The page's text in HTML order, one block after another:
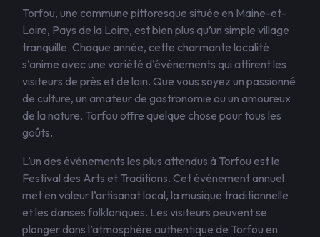
Torfou, une commune pittoresque située en Maine-et-
Loire, Pays de la Loire, est bien plus qu’un simple village
tranquille. Chaque année, cette charmante localité
s’anime avec une variété d’événements qui attirent les
visiteurs de près et de loin. Que vous soyez un passionné
de culture, un amateur de gastronomie ou un amoureux
de la nature, Torfou offre quelque chose pour tous les
goûts.
L’un des événements les plus attendus à Torfou est le
Festival des Arts et Traditions. Cet événement annuel
met en valeur l’artisanat local, la musique traditionnelle
et les danses folkloriques. Les visiteurs peuvent se
plonger dans l’atmosphère authentique de Torfou en